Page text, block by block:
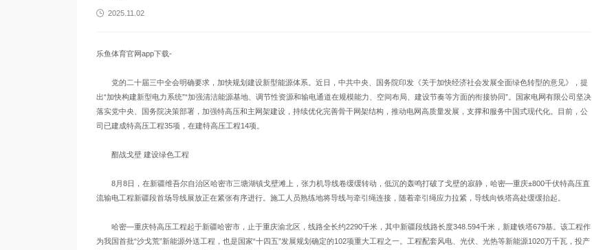
 2025.11.02
乐鱼体育官网app下载-
党的二十届三中全会明确要求，加快规划建设新型能源体系。近日，中共中央、国务院印发《关于加快经济社会发展全面绿色转型的意见》，提
出“加快构建新型电力系统”“加强清洁能源基地、调节性资源和输电通道在规模能力、空间布局、建设节奏等方面的衔接协同”。国家电网有限公司坚决
落实党中央、国务院决策部署，加强特高压和主网架建设，持续优化完善骨干网架结构，推动电网高质量发展，支撑和服务中国式现代化。目前，公
司已建成特高压工程35项，在建特高压工程14项。
酣战戈壁 建设绿色工程
8月8日，在新疆维吾尔自治区哈密市三塘湖镇戈壁滩上，张力机导线卷缓缓转动，低沉的轰鸣打破了戈壁的寂静，哈密—重庆±800千伏特高压直
流输电工程新疆段首场导线展放正在紧张有序进行。施工人员熟练地将导线与牵引绳连接，随着牵引绳应力拉紧，导线向铁塔高处缓缓抬起。
哈密—重庆特高压工程起于新疆哈密市，止于重庆渝北区，线路全长约2290千米，其中新疆段线路长度348.594千米，新建铁塔679基。该工程作
为我国首批“沙戈荒”新能源外送工程，也是国家“十四五”发展规划确定的102项重大工程之一。工程配套风电、光伏、光热等新能源1020万千瓦，投产